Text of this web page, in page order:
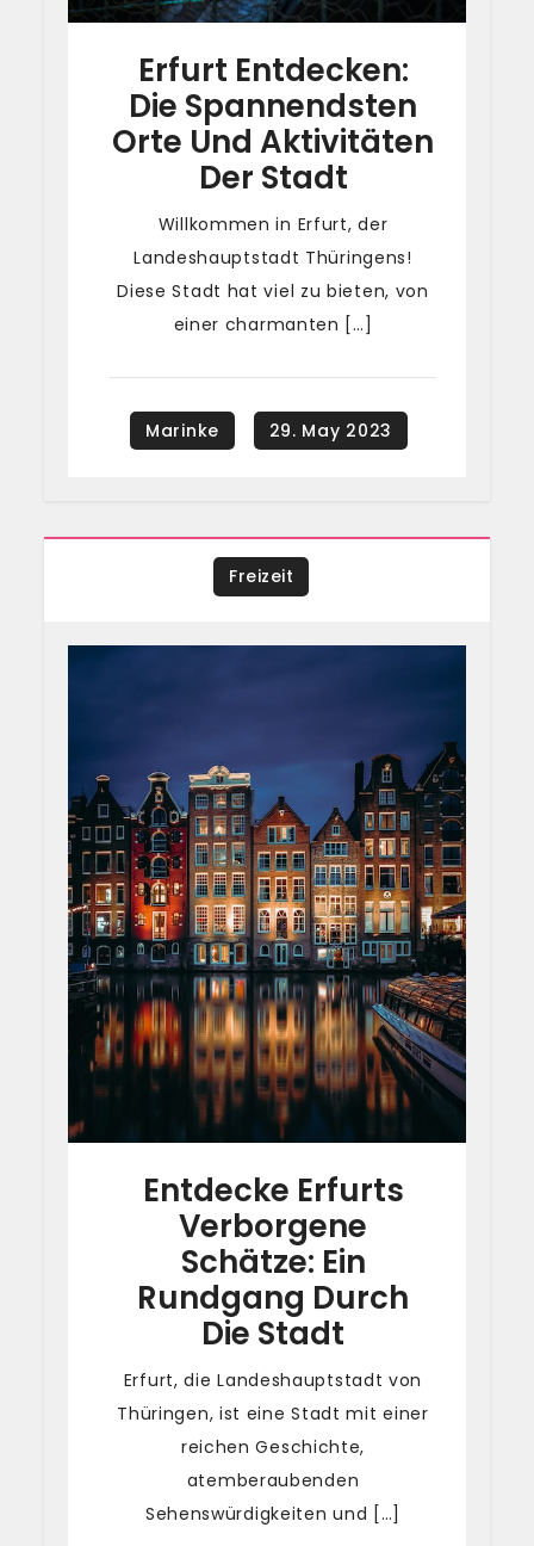
Erfurt Entdecken:
Die Spannendsten
Orte Und Aktivitäten
Der Stadt
Willkommen in Erfurt, der
Landeshauptstadt Thüringens!
Diese Stadt hat viel zu bieten, von
einer charmanten […]
Freizeit
Entdecke Erfurts
Verborgene
Schätze: Ein
Rundgang Durch
Die Stadt
Erfurt, die Landeshauptstadt von
Thüringen, ist eine Stadt mit einer
reichen Geschichte,
atemberaubenden
Sehenswürdigkeiten und […]